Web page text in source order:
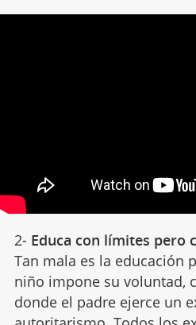
2- Educa con límites pero
Tan mala es la educación
niño impone su voluntad,
donde el padre ejerce un